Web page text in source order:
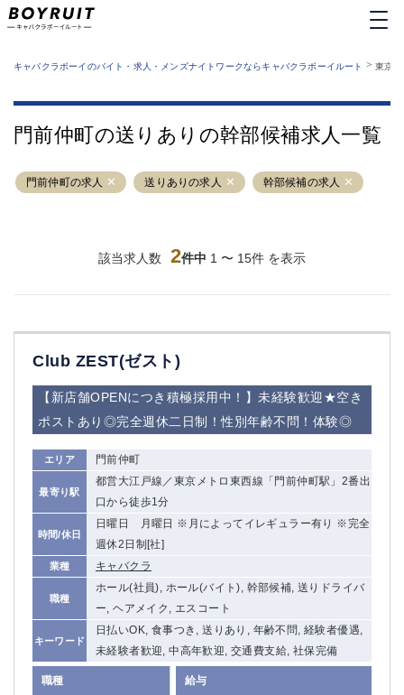
業種から探す
運営者情報
サイトマップ
キャバクラボーイのバイト・求人・メンズナイトワークならキャバクラボーイルート > 東京
門前仲町の送りありの幹部候補求人一覧
門前仲町の求人 送りありの求人 幹部候補の求人
該当求人数 2件中 1 〜 15件 を表示
Club ZEST(ゼスト)
【新店舗OPENにつき積極採用中！】未経験歓迎★空き
ポストあり◎完全週休二日制！性別年齢不問！体験◎
エリア 門前仲町
最寄り駅
都営大江戸線／東京メトロ東西線「門前仲町駅」2番出
口から徒歩1分
時間/休日
日曜日 月曜日 ※月によってイレギュラー有り ※完全
週休2日制[社]
業種 キャバクラ
職種
ホール(社員), ホール(バイト), 幹部候補, 送りドライバ
ー, ヘアメイク, エスコート
キーワード
日払いOK, 食事つき, 送りあり, 年齢不問, 経験者優遇,
未経験者歓迎, 中高年歓迎, 交通費支給, 社保完備
職種 給与
六本木
池袋
吉祥寺
練馬
恵比寿
蒲田
①六本木 ②西麻布
大山
赤羽
品川
蒲田東口
立川（南口）
新宿
浜松町
葛西
ひばりヶ丘（北口）
吉祥寺（南口／公園口） 小作・羽村・福生エリア
自由が丘
吉祥寺（北口／東口）
四谷
錦糸町南口
下北沢・経堂
金町（北口）
成増駅徒歩3分の好立地！①JR埼京線「赤羽駅」から徒歩2分 ②東